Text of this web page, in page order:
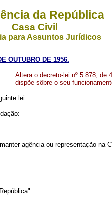
da República
Casa Civil
para Assuntos Jurídicos
OUTUBRO DE 1956.
Altera o decreto-lei nº 5.878, de
dispõe sôbre o seu
lei:
agência ou representação na